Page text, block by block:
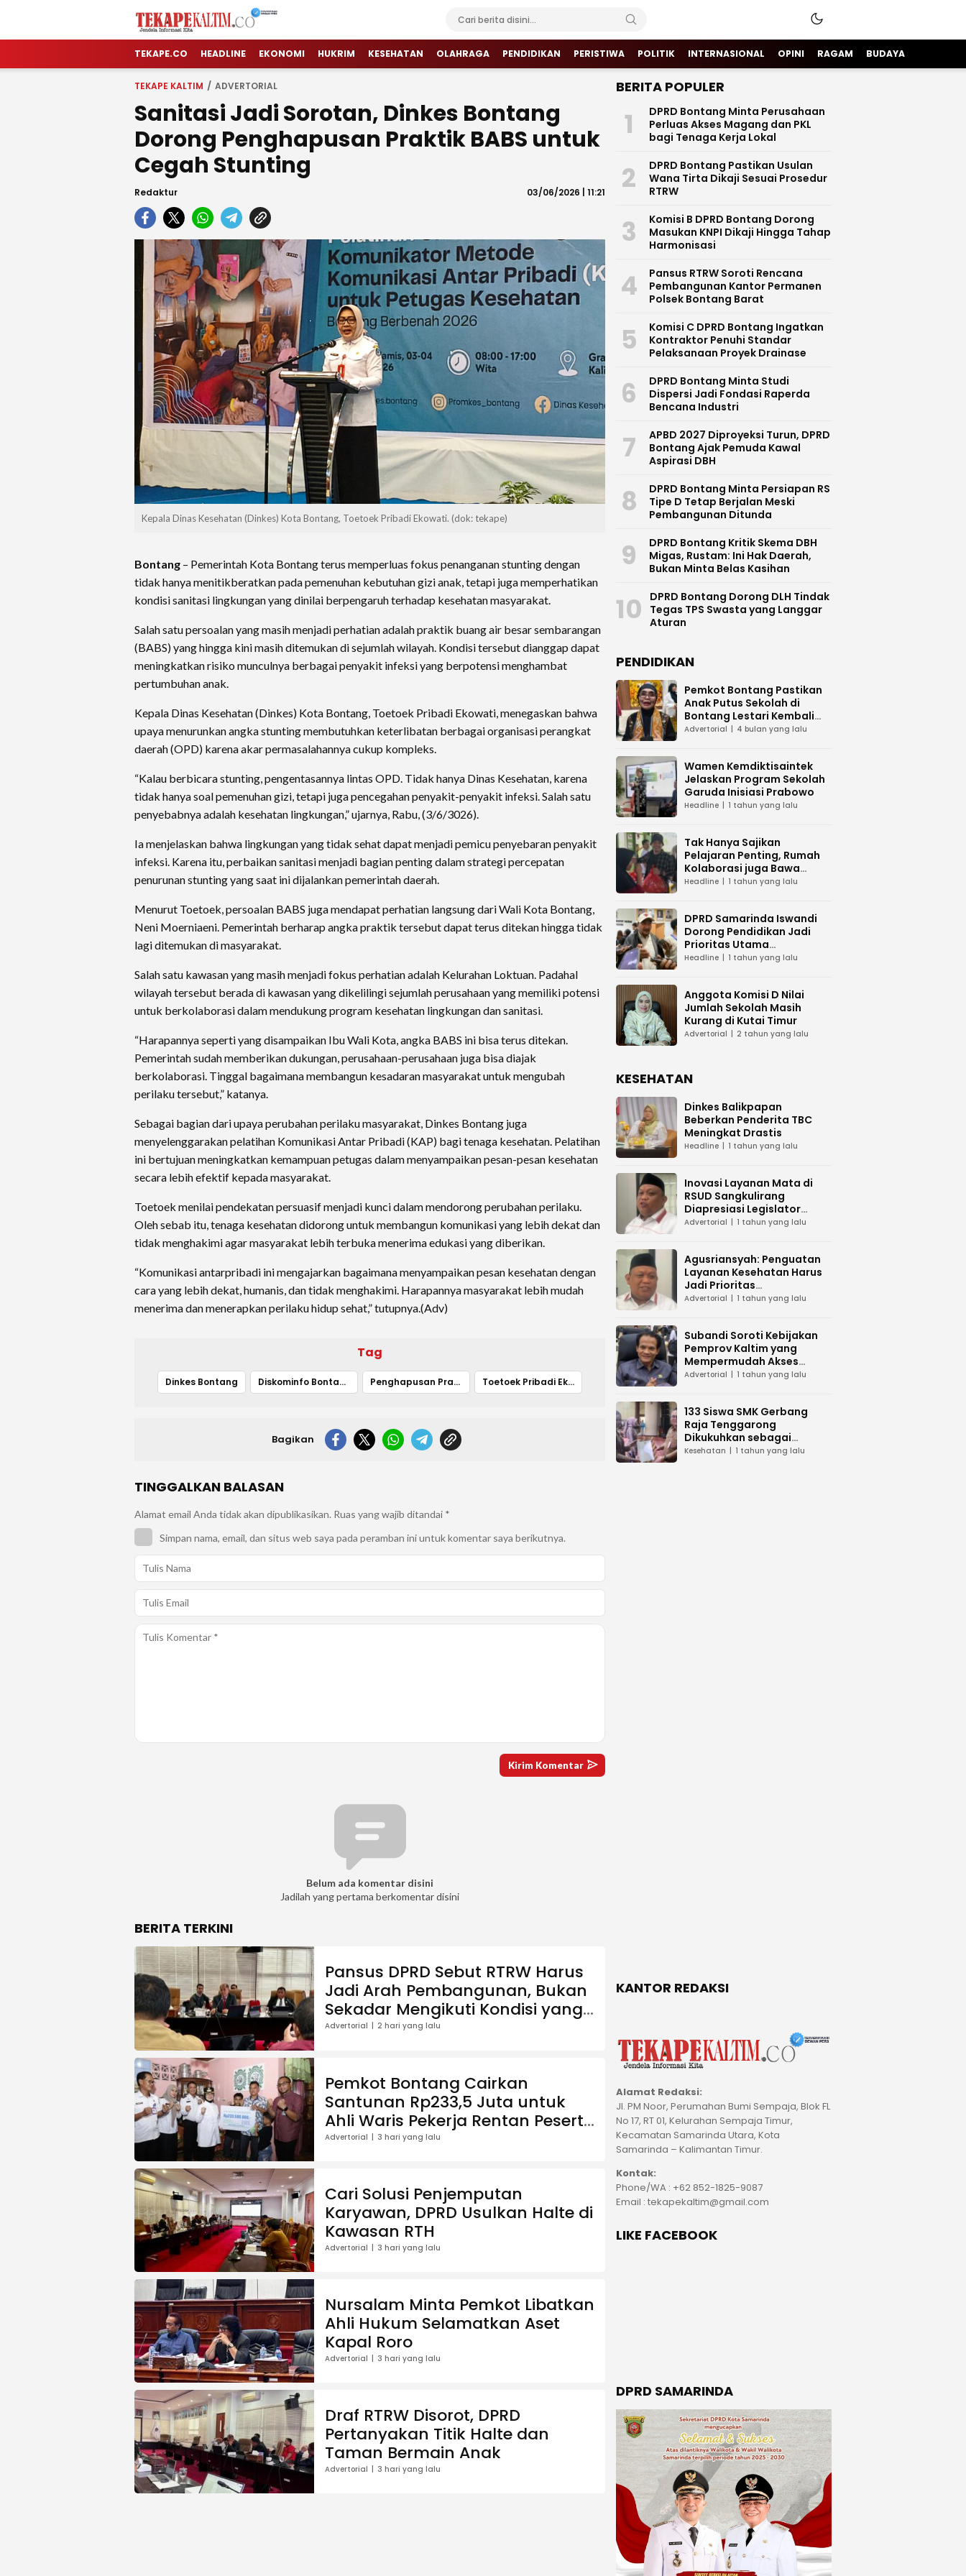
TEKAPE KALTIM
Jendela Informasi Kita
TEKAPE.CO HEADLINE EKONOMI HUKRIM KESEHATAN OLAHRAGA PENDIDIKAN PERISTIWA POLITIK INTERNASIONAL OPINI RAGAM BUDAYA
TEKAPE KALTIM ADVERTORIAL
Sanitasi Jadi Sorotan, Dinkes Bontang
Dorong Penghapusan Praktik BABS untuk
Cegah Stunting
Redaktur 03/06/2026 | 11:21
Kepala Dinas Kesehatan (Dinkes) Kota Bontang, Toetoek Pribadi Ekowati. (dok: tekape)
Bontang – Pemerintah Kota Bontang terus memperluas fokus penanganan stunting dengan
tidak hanya menitikberatkan pada pemenuhan kebutuhan gizi anak, tetapi juga memperhatikan
kondisi sanitasi lingkungan yang dinilai berpengaruh terhadap kesehatan masyarakat.
Salah satu persoalan yang masih menjadi perhatian adalah praktik buang air besar sembarangan
(BABS) yang hingga kini masih ditemukan di sejumlah wilayah. Kondisi tersebut dianggap dapat
meningkatkan risiko munculnya berbagai penyakit infeksi yang berpotensi menghambat
pertumbuhan anak.
Kepala Dinas Kesehatan (Dinkes) Kota Bontang, Toetoek Pribadi Ekowati, menegaskan bahwa
upaya menurunkan angka stunting membutuhkan keterlibatan berbagai organisasi perangkat
daerah (OPD) karena akar permasalahannya cukup kompleks.
“Kalau berbicara stunting, pengentasannya lintas OPD. Tidak hanya Dinas Kesehatan, karena
tidak hanya soal pemenuhan gizi, tetapi juga pencegahan penyakit-penyakit infeksi. Salah satu
penyebabnya adalah kesehatan lingkungan,” ujarnya, Rabu, (3/6/3026).
Ia menjelaskan bahwa lingkungan yang tidak sehat dapat menjadi pemicu penyebaran penyakit
infeksi. Karena itu, perbaikan sanitasi menjadi bagian penting dalam strategi percepatan
penurunan stunting yang saat ini dijalankan pemerintah daerah.
Menurut Toetoek, persoalan BABS juga mendapat perhatian langsung dari Wali Kota Bontang,
Neni Moerniaeni. Pemerintah berharap angka praktik tersebut dapat terus ditekan hingga tidak
lagi ditemukan di masyarakat.
Salah satu kawasan yang masih menjadi fokus perhatian adalah Kelurahan Loktuan. Padahal
wilayah tersebut berada di kawasan yang dikelilingi sejumlah perusahaan yang memiliki potensi
untuk berkolaborasi dalam mendukung program kesehatan lingkungan dan sanitasi.
“Harapannya seperti yang disampaikan Ibu Wali Kota, angka BABS ini bisa terus ditekan.
Pemerintah sudah memberikan dukungan, perusahaan-perusahaan juga bisa diajak
berkolaborasi. Tinggal bagaimana membangun kesadaran masyarakat untuk mengubah
perilaku tersebut,” katanya.
Sebagai bagian dari upaya perubahan perilaku masyarakat, Dinkes Bontang juga
menyelenggarakan pelatihan Komunikasi Antar Pribadi (KAP) bagi tenaga kesehatan. Pelatihan
ini bertujuan meningkatkan kemampuan petugas dalam menyampaikan pesan-pesan kesehatan
secara lebih efektif kepada masyarakat.
Toetoek menilai pendekatan persuasif menjadi kunci dalam mendorong perubahan perilaku.
Oleh sebab itu, tenaga kesehatan didorong untuk membangun komunikasi yang lebih dekat dan
tidak menghakimi agar masyarakat lebih terbuka menerima edukasi yang diberikan.
“Komunikasi antarpribadi ini mengajarkan bagaimana menyampaikan pesan kesehatan dengan
cara yang lebih dekat, humanis, dan tidak menghakimi. Harapannya masyarakat lebih mudah
menerima dan menerapkan perilaku hidup sehat,” tutupnya.(Adv)
Tag
Dinkes Bontang Diskominfo Bontang Penghapusan Praktik BABS Toetoek Pribadi Ekowati
Bagikan
TINGGALKAN BALASAN
Alamat email Anda tidak akan dipublikasikan. Ruas yang wajib ditandai *
Simpan nama, email, dan situs web saya pada peramban ini untuk komentar saya berikutnya.
Belum ada komentar disini
Jadilah yang pertama berkomentar disini
BERITA TERKINI
Pansus DPRD Sebut RTRW Harus
Jadi Arah Pembangunan, Bukan
Sekadar Mengikuti Kondisi yang
Sudah Ada
Advertorial 2 hari yang lalu
Pemkot Bontang Cairkan
Santunan Rp233,5 Juta untuk
Ahli Waris Pekerja Rentan Peserta
BPJS Ketenagakerjaan
Advertorial 3 hari yang lalu
Cari Solusi Penjemputan
Karyawan, DPRD Usulkan Halte di
Kawasan RTH
Advertorial 3 hari yang lalu
Nursalam Minta Pemkot Libatkan
Ahli Hukum Selamatkan Aset
Kapal Roro
Advertorial 3 hari yang lalu
Draf RTRW Disorot, DPRD
Pertanyakan Titik Halte dan
Taman Bermain Anak
Advertorial 3 hari yang lalu
BERITA POPULER
1
DPRD Bontang Minta Perusahaan
Perluas Akses Magang dan PKL
bagi Tenaga Kerja Lokal
2
DPRD Bontang Pastikan Usulan
Wana Tirta Dikaji Sesuai Prosedur
RTRW
3
Komisi B DPRD Bontang Dorong
Masukan KNPI Dikaji Hingga Tahap
Harmonisasi
4
Pansus RTRW Soroti Rencana
Pembangunan Kantor Permanen
Polsek Bontang Barat
5
Komisi C DPRD Bontang Ingatkan
Kontraktor Penuhi Standar
Pelaksanaan Proyek Drainase
6
DPRD Bontang Minta Studi
Dispersi Jadi Fondasi Raperda
Bencana Industri
7
APBD 2027 Diproyeksi Turun, DPRD
Bontang Ajak Pemuda Kawal
Aspirasi DBH
8
DPRD Bontang Minta Persiapan RS
Tipe D Tetap Berjalan Meski
Pembangunan Ditunda
9
DPRD Bontang Kritik Skema DBH
Migas, Rustam: Ini Hak Daerah,
Bukan Minta Belas Kasihan
10
DPRD Bontang Dorong DLH Tindak
Tegas TPS Swasta yang Langgar
Aturan
PENDIDIKAN
Pemkot Bontang Pastikan
Anak Putus Sekolah di
Bontang Lestari Kembali
Mengenyam Pendidikan
Advertorial 4 bulan yang lalu
Wamen Kemdiktisaintek
Jelaskan Program Sekolah
Garuda Inisiasi Prabowo
Headline 1 tahun yang lalu
Tak Hanya Sajikan
Pelajaran Penting, Rumah
Kolaborasi juga Bawa
Sembako ke Sekolah Alam
Headline 1 tahun yang lalu
DPRD Samarinda Iswandi
Dorong Pendidikan Jadi
Prioritas Utama
Pemerintah
Headline 1 tahun yang lalu
Anggota Komisi D Nilai
Jumlah Sekolah Masih
Kurang di Kutai Timur
Advertorial 2 tahun yang lalu
KESEHATAN
Dinkes Balikpapan
Beberkan Penderita TBC
Meningkat Drastis
Headline 1 tahun yang lalu
Inovasi Layanan Mata di
RSUD Sangkulirang
Diapresiasi Legislator
Kaltim
Advertorial 1 tahun yang lalu
Agusriansyah: Penguatan
Layanan Kesehatan Harus
Jadi Prioritas
Pembangunan di Kaltim
Advertorial 1 tahun yang lalu
Subandi Soroti Kebijakan
Pemprov Kaltim yang
Mempermudah Akses
Layanan Kesehatan
Advertorial 1 tahun yang lalu
133 Siswa SMK Gerbang
Raja Tenggarong
Dikukuhkan sebagai
Asisten Tenaga Kesehatan
Kesehatan 1 tahun yang lalu
KANTOR REDAKSI
Alamat Redaksi:
Jl. PM Noor, Perumahan Bumi Sempaja, Blok FL
No 17, RT 01, Kelurahan Sempaja Timur,
Kecamatan Samarinda Utara, Kota
Samarinda – Kalimantan Timur.
Kontak:
Phone/WA : +62 852-1825-9087
Email : tekapekaltim@gmail.com
LIKE FACEBOOK
DPRD SAMARINDA